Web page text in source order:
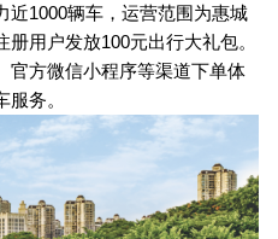
近1000辆车，运营范围为惠城
用户发放100元出行大礼包。
官方微信小程序等渠道下单体
务。